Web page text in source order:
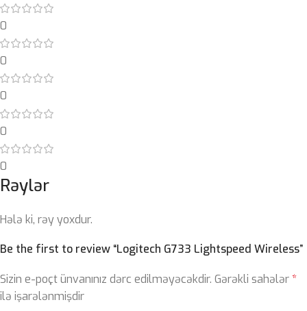
0
0
0
0
0
Rəylər
Hələ ki, rəy yoxdur.
Be the first to review “Logitech G733 Lightspeed Wireless”
Sizin e-poçt ünvanınız dərc edilməyəcəkdir. Gərəkli sahələr*
ilə işarələnmişdir